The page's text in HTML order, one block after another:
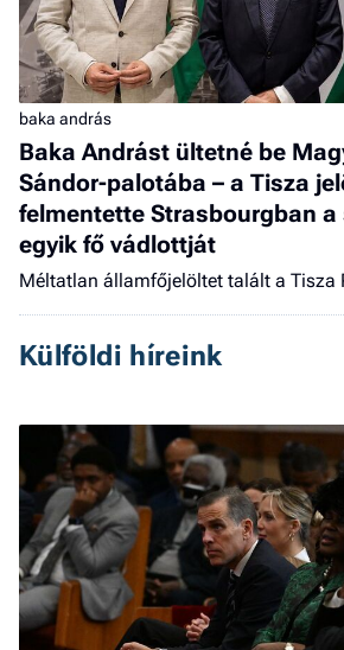
baka andrás
Baka Andrást ültetné be
Sándor-palotába – a Tisza
felmentette Strasbourgban
egyik fő vádlottját
Méltatlan államfőjelöltet talált a Tisza
Külföldi híreink